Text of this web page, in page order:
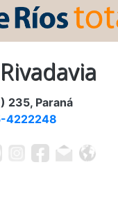
235, Paraná
4222248